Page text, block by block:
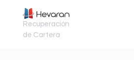
Recuperación
de Cartera